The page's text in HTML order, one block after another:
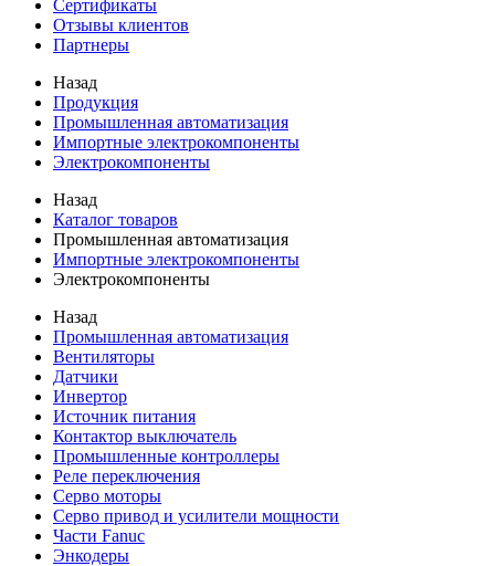
Сертификаты
Отзывы клиентов
Партнеры
Назад
Продукция
Промышленная автоматизация
Импортные электрокомпоненты
Электрокомпоненты
Назад
Каталог товаров
Промышленная автоматизация
Импортные электрокомпоненты
Электрокомпоненты
Назад
Промышленная автоматизация
Вентиляторы
Датчики
Инвертор
Источник питания
Контактор выключатель
Промышленные контроллеры
Реле переключения
Серво моторы
Серво привод и усилители мощности
Части Fanuc
Энкодеры